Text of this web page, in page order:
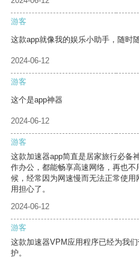
游客
这款app就像我的娱乐小助手，随时
2024-06-12
游客
这个是app神器
2024-06-12
游客
这款加速器app简直是居家旅行必备
作办公，都能畅享高速网络，再也
候，经常因为网速慢而无法正常使
用担心了。
2024-06-12
游客
这款加速器VPM应用程序已经为我
护。